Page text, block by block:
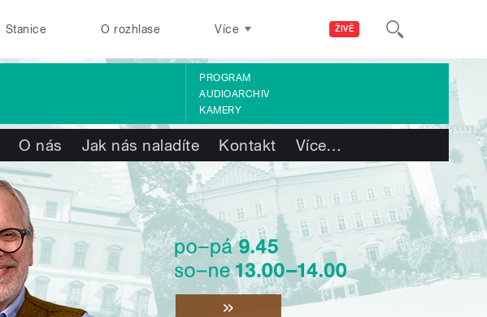
ŽIVĚ
Stanice O rozhlase Více
PROGRAM
AUDIOARCHIV
KAMERY
O nás Jak nás naladíte Kontakt Více…